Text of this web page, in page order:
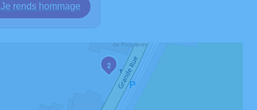
Je rends hommage
2